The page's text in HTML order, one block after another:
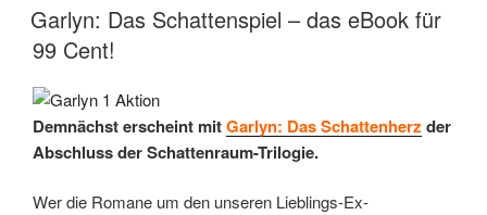
AM
Garlyn: Das Schattenspiel – das eBook für
99 Cent!
Demnächst erscheint mitGarlyn: Das Schattenherz der
Abschluss der Schattenraum-Trilogie.
Wer die Romane um den unseren Lieblings-Ex-